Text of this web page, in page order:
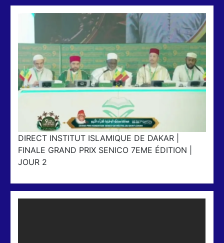
DIRECT INSTITUT ISLAMIQUE DE DAKAR |
FINALE GRAND PRIX SENICO 7EME ÉDITION |
JOUR 2